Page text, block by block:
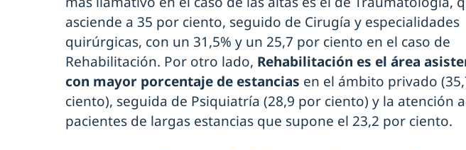
asciende a 35 por ciento, seguido de Cirugía y especialidades
quirúrgicas, con un 31,5% y un 25,7 por ciento en el caso de
Rehabilitación. Por otro lado, Rehabilitación es el área
con mayor porcentaje de estancias en el ámbito privado
ciento), seguida de Psiquiatría (28,9 por ciento) y la atención a
pacientes de largas estancias que supone el 23,2 por ciento.